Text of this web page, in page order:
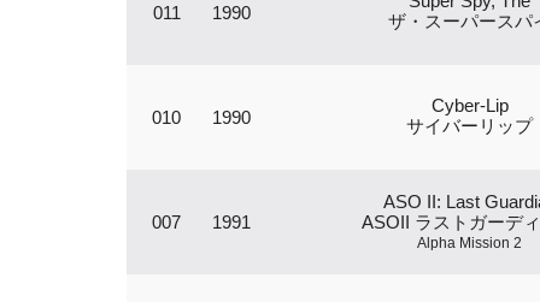
011 1990
ザ・スーパースパ
010 1990
Cyber-Lip
サイバーリップ
007 1991
ASO II: Last
ASOII ラストガーデ
Alpha Mission 2